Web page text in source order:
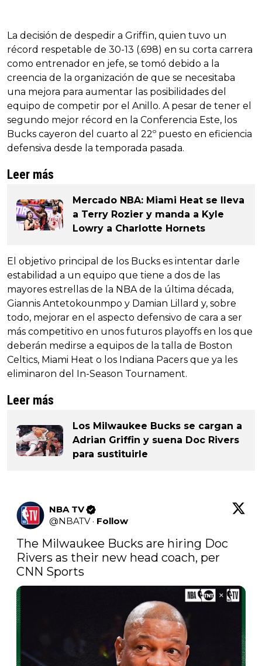
La decisión de despedir a Griffin, quien tuvo un
récord respetable de 30-13 (.698) en su corta carrera
como entrenador en jefe, se tomó debido a la
creencia de la organización de que se necesitaba
una mejora para aumentar las posibilidades del
equipo de competir por el Anillo. A pesar de tener el
segundo mejor récord en la Conferencia Este, los
Bucks cayeron del cuarto al 22º puesto en eficiencia
defensiva desde la temporada pasada.
Leer más
Mercado NBA: Miami Heat se lleva
a Terry Rozier y manda a Kyle
Lowry a Charlotte Hornets
El objetivo principal de los Bucks es intentar darle
estabilidad a un equipo que tiene a dos de las
mayores estrellas de la NBA de la última década,
Giannis Antetokounmpo y Damian Lillard y, sobre
todo, mejorar en el aspecto defensivo de cara a ser
más competitivo en unos futuros playoffs en los que
deberán medirse a equipos de la talla de Boston
Celtics, Miami Heat o los Indiana Pacers que ya les
eliminaron del In-Season Tournament.
Leer más
Los Milwaukee Bucks se cargan a
Adrian Griffin y suena Doc Rivers
para sustituirle
NBA TV
@NBATV · Follow
The Milwaukee Bucks are hiring Doc
Rivers as their new head coach, per
CNN Sports